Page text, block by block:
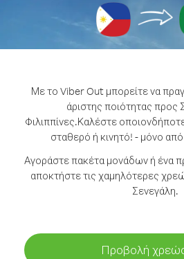
Με το Viber Out μπορείτε να
άριστης ποιότητας προς
Φιλιππίνες.Καλέστε
σταθερό ή κινητό! - μόνο
Αγοράστε πακέτα μονάδων ή ένα
αποκτήστε τις χαμηλότερες
Σενεγάλη.
Προβολή